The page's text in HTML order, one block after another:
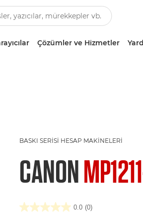
Çözümler ve Hizmetler
BASKI SERISI HESAP MAKINELERI
CANON
0.0 (0)